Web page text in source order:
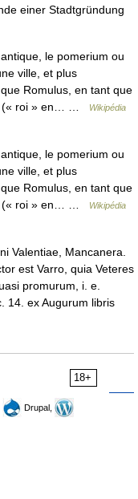
einer Stadtgründung
le pomerium ou
ville, et plus
Romulus, en tant que
(« roi » en… …
Wikipédia
le pomerium ou
ville, et plus
Romulus, en tant que
(« roi » en… …
Wikipédia
Valentiae, Mancanera.
est Varro, quia Veteres
promurum, i. e.
14. ex Augurum libris
18+
Drupal,